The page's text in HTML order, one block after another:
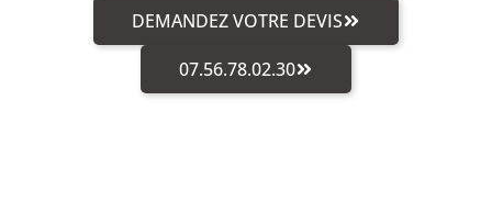
DEMANDEZ VOTRE DEVIS
07.56.78.02.30